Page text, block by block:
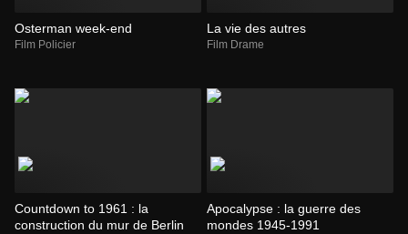
Osterman week-end
Film Policier
La vie des autres
Film Drame
Countdown to 1961 : la
construction du mur de Berlin
Apocalypse : la guerre des
mondes 1945-1991